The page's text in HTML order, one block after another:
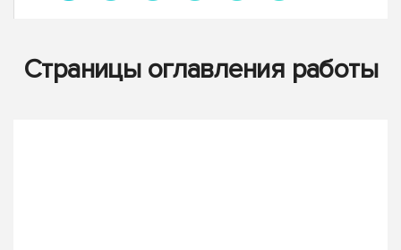
Страницы оглавления работы